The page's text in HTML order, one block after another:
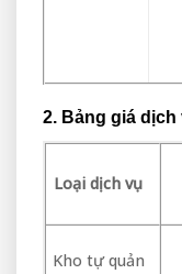
2. Bảng giá
Loại dịch vụ
Kho tự quản